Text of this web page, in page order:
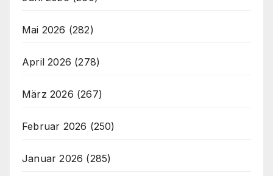
Mai 2026 (282)
April 2026 (278)
März 2026 (267)
Februar 2026 (250)
Januar 2026 (285)